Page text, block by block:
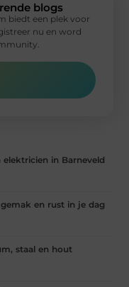
in Barneveld
en rust in je dag
staal en hout
blogs
biedt een plek voor
nu en word